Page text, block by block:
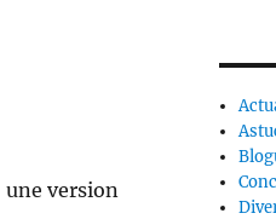
une version